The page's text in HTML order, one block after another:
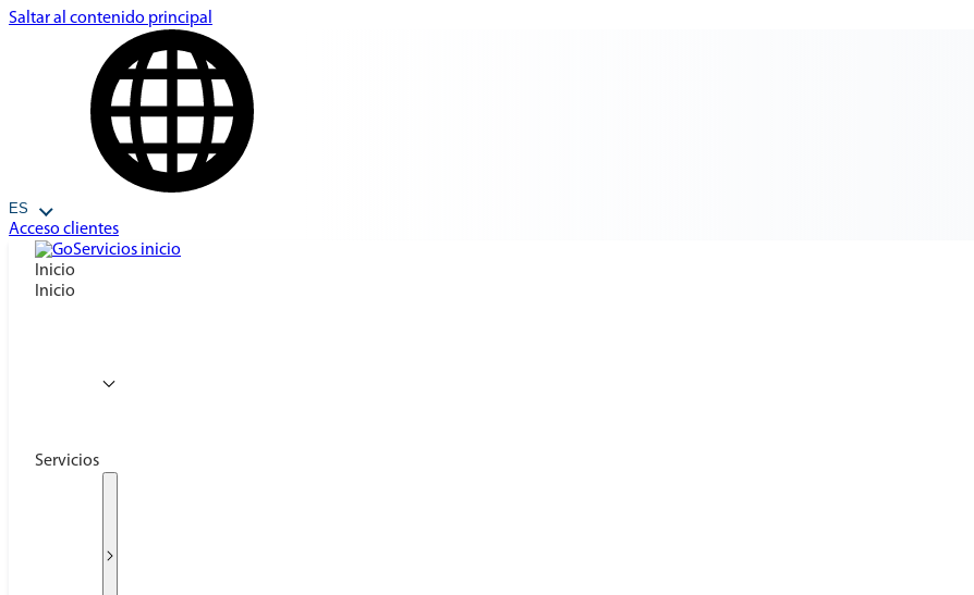
Saltar al contenido principal
ES
Acceso clientes
Inicio
Inicio
Servicios